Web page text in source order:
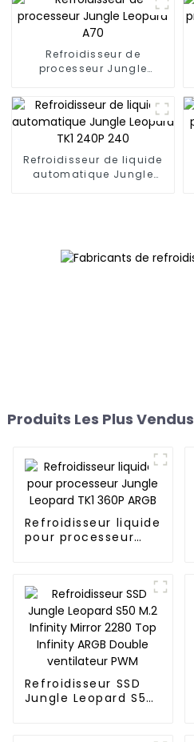
Refroidisseur de
processeur Jungle
Refroidisseur de liquide
automatique Jungle
Produits Les Plus Vendus
Refroidisseur liquide
pour processeur
Refroidisseur SSD
Jungle Leopard S50